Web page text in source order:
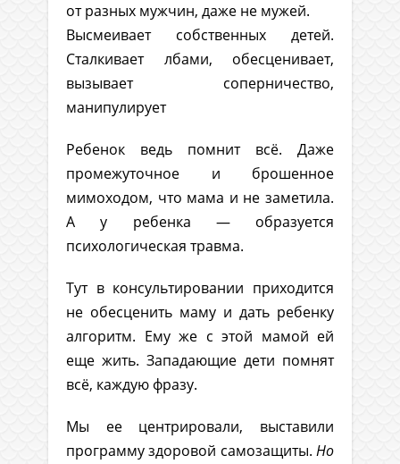
от разных мужчин, даже не мужей.
Высмеивает собственных детей.
Сталкивает лбами, обесценивает,
вызывает соперничество,
манипулирует
Ребенок ведь помнит всё. Даже
промежуточное и брошенное
мимоходом, что мама и не заметила.
А у ребенка — образуется
психологическая травма.
Тут в консультировании приходится
не обесценить маму и дать ребенку
алгоритм. Ему же с этой мамой ей
еще жить. Западающие дети помнят
всё, каждую фразу.
Мы ее центрировали, выставили
программу здоровой самозащиты. Но